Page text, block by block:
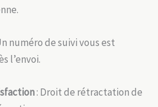
numéro de suivi vous est
l’envoi.
: Droit de rétractation de